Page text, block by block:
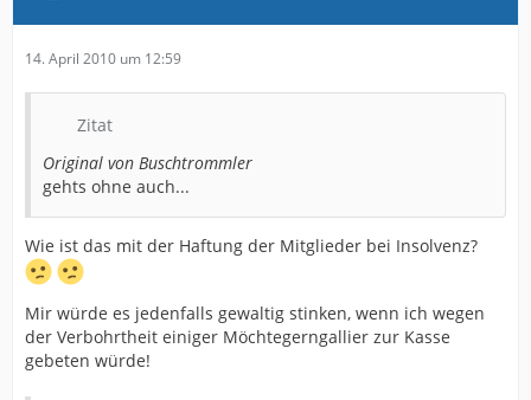
14. April 2010 um 12:59
Zitat
Original von Buschtrommler
gehts ohne auch...
Wie ist das mit der Haftung der Mitglieder bei Insolvenz?
Mir würde es jedenfalls gewaltig stinken, wenn ich wegen
der Verbohrtheit einiger Möchtegerngallier zur Kasse
gebeten würde!